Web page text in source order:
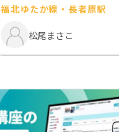
福北ゆたか線・長者原駅
松尾まさこ